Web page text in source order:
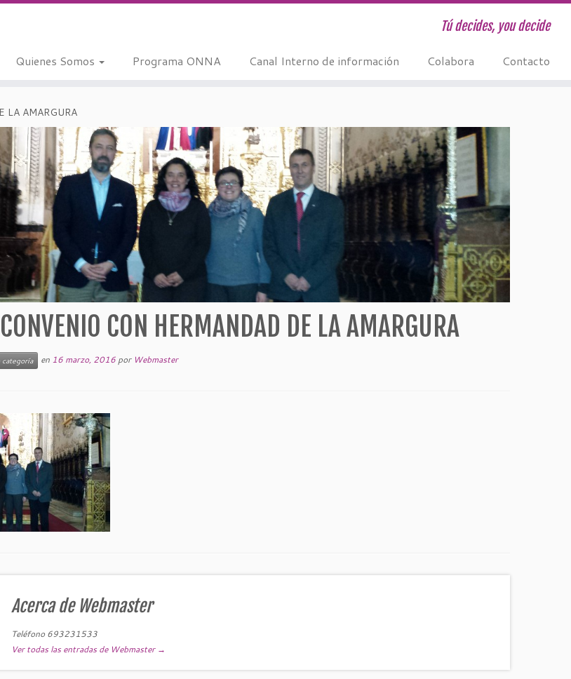
Tú decides, you decide
Quienes Somos Programa ONNA Canal Interno de información Colabora Contacto
LA AMARGURA
CON HERMANDAD DE LA AMARGURA
categoría en 16 marzo, 2016 por Webmaster
Acerca de Webmaster
Teléfono 693231533
Ver todas las entradas de Webmaster →